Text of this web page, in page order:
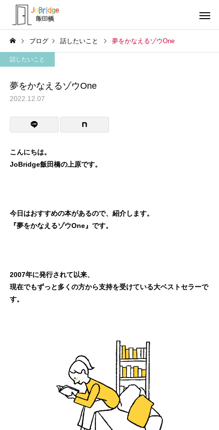
利用者の声
働き続けるための土台
ブログ 話したいこと 夢をかなえるゾウOne
話したいこと
夢をかなえるゾウOne
2022.12.07
こんにちは。
JoBridge飯田橋の上原です。
今日はおすすめの本があるので、紹介します。
『夢をかなえるゾウOne』です。
2007年に発行されて以来、
現在でもずっと多くの方から支持を受けている大ベストセラーで
す。